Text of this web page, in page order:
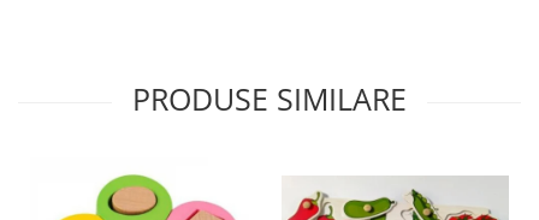
PRODUSE SIMILARE